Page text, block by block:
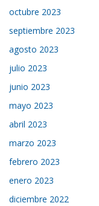
octubre 2023
septiembre 2023
agosto 2023
julio 2023
junio 2023
mayo 2023
abril 2023
marzo 2023
febrero 2023
enero 2023
diciembre 2022